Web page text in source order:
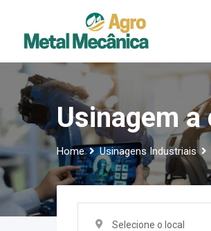
content
Usinagem
Home Usinagens Industriais
Selecione o local